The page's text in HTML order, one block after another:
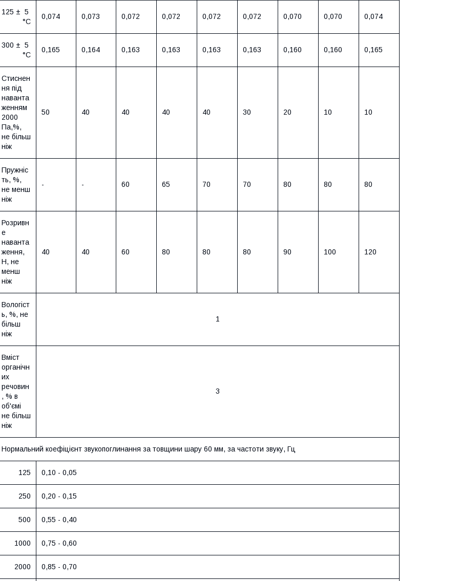
125 ± 5
°С
0,074 0,073 0,072 0,072 0,072 0,072 0,070 0,070 0,074
300 ± 5
°С
0,165 0,164 0,163 0,163 0,163 0,163 0,160 0,160 0,165
Стиснен
ня під
наванта
женням
2000
Па,%,
не більш
ніж
50 40 40 40 40 30 20 10 10
Пружніс
ть, %,
не менш
ніж
- - 60 65 70 70 80 80 80
Розривн
е
наванта
ження,
Н, не
менш
ніж
40 40 60 80 80 80 90 100 120
Вологіст
ь, %, не
більш
ніж
1
Вміст
органічн
их
речовин
, % в
об'ємі
не більш
ніж
3
Нормальний коефіцієнт звукопоглинання за товщини шару 60 мм, за частоти звуку, Гц
125 0,10 - 0,05
250 0,20 - 0,15
500 0,55 - 0,40
1000 0,75 - 0,60
2000 0,85 - 0,70